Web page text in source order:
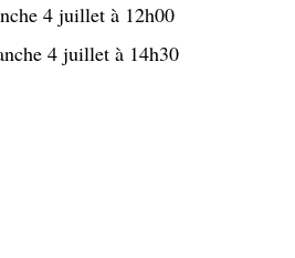
4 juillet à 12h00
4 juillet à 14h30